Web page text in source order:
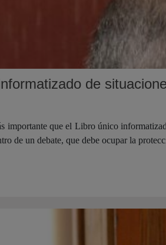
de
importante que el Libro único
de un debate, que debe ocupar la